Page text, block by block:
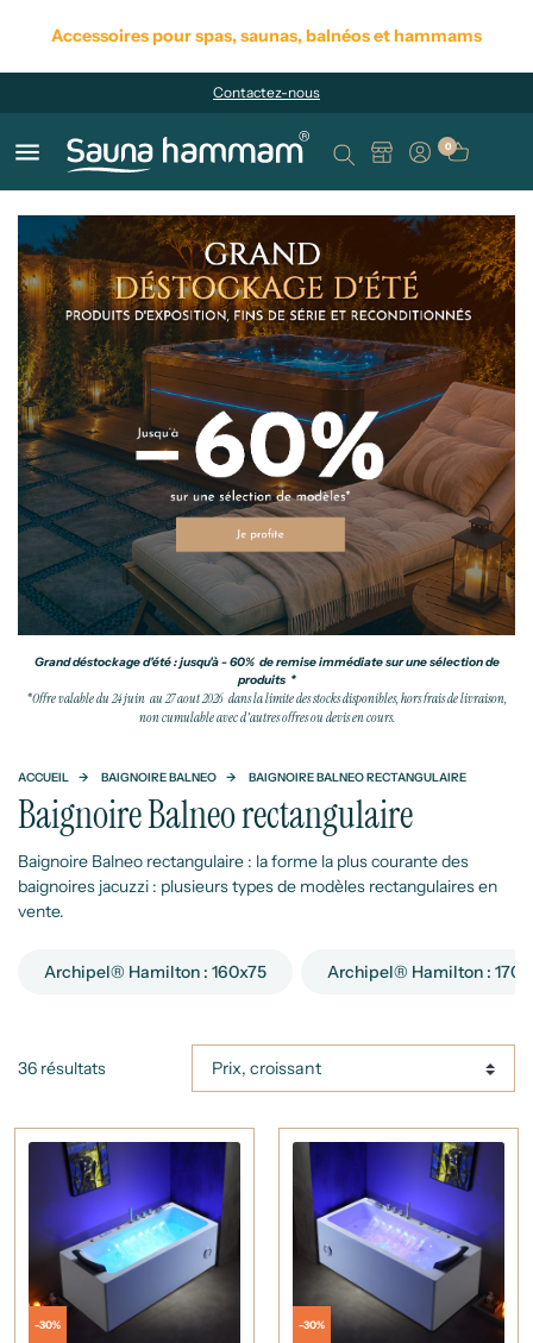
Accessoires pour spas, saunas, balnéos et hammams
Contactez-nous
menu 0
Grand déstockage d'été : jusqu'à - 60% de remise immédiate sur une sélection de
produits *
*Offre valable du 24 juin au 27 aout 2026 dans la limite des stocks disponibles, hors frais de livraison,
non cumulable avec d'autres offres ou devis en cours.
ACCUEIL BAIGNOIRE BALNEO BAIGNOIRE BALNEO RECTANGULAIRE
Baignoire Balneo rectangulaire
Baignoire Balneo rectangulaire : la forme la plus courante des
baignoires jacuzzi : plusieurs types de modèles rectangulaires en
vente.
Archipel® Hamilton : 160x75 Archipel® Hamilton :
36 résultats
-30% -30%